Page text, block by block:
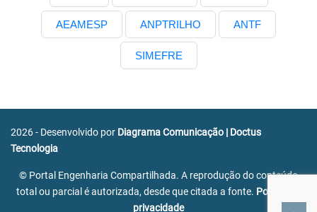
AEAMESP ANPTRILHO ANTF
SIMEFRE
2026 - Desenvolvido por Diagrama Comunicação | Doctus
Tecnologia
© Portal Engenharia Compartilhada. A reprodução do conteúdo
total ou parcial é autorizada, desde que citada a fonte. Política de
privacidade